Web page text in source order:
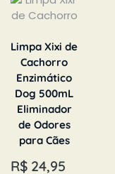
Limpa Xixi de
Cachorro
Enzimático
Dog 500mL
Eliminador
de Odores
para Cães
R$ 24,95